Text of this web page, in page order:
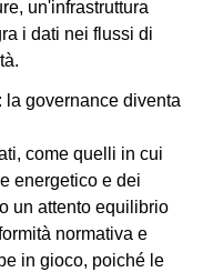
un'infrastruttura
i dati nei flussi di
la governance diventa
come quelli in cui
energetico e dei
un attento equilibrio
normativa e
in gioco, poiché le